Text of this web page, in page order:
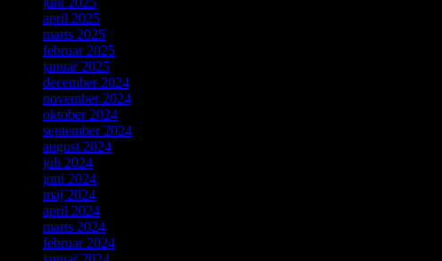
april 2025
marts 2025
februar 2025
januar 2025
december 2024
november 2024
oktober 2024
september 2024
august 2024
juli 2024
juni 2024
maj 2024
april 2024
marts 2024
februar 2024